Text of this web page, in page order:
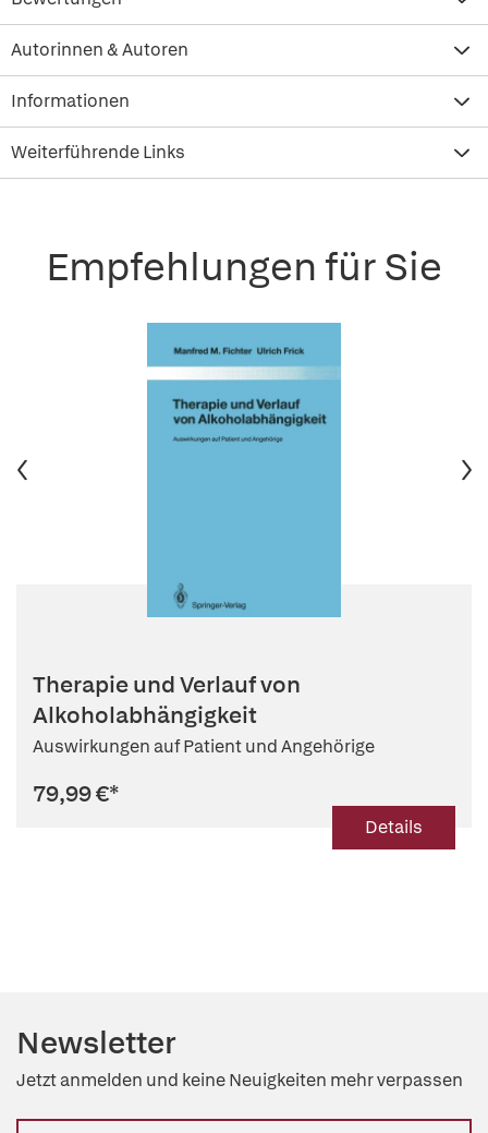
Autorinnen & Autoren
Informationen
Weiterführende Links
Empfehlungen für Sie
Therapie und Verlauf von
Alkoholabhängigkeit
Auswirkungen auf Patient und Angehörige
79,99 €*
Details
Newsletter
Jetzt anmelden und keine Neuigkeiten mehr verpassen